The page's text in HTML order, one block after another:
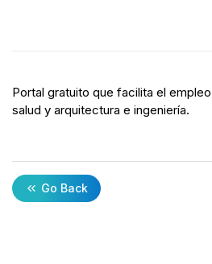
Portal gratuito que facilita el
salud y arquitectura e ingeniería.
Go Back